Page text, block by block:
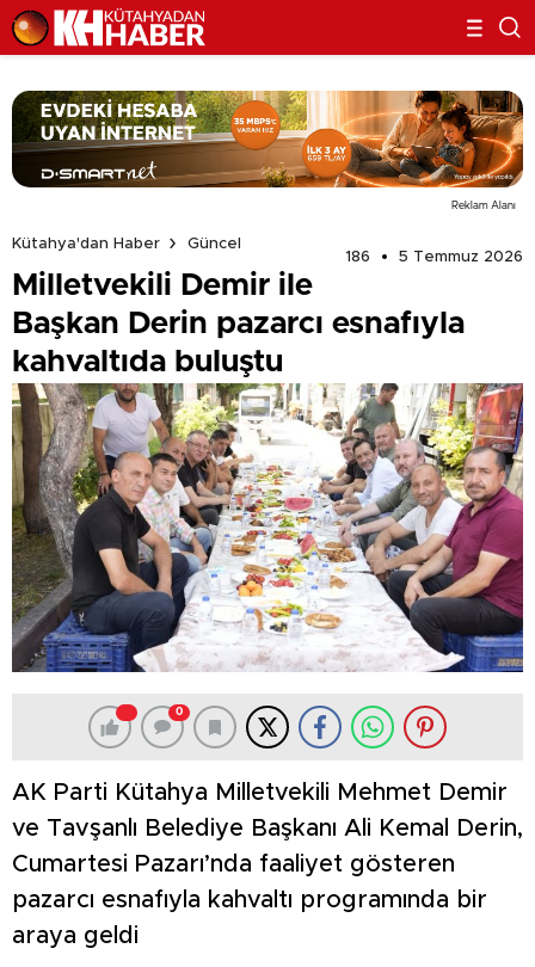
Reklam Alanı
Kütahya'dan Haber
Güncel
186
5 Temmuz 2026
Milletvekili Demir ile
Başkan Derin pazarcı esnafıyla
kahvaltıda buluştu
0
AK Parti Kütahya Milletvekili Mehmet Demir
ve Tavşanlı Belediye Başkanı Ali Kemal Derin,
Cumartesi Pazarı’nda faaliyet gösteren
pazarcı esnafıyla kahvaltı programında bir
araya geldi